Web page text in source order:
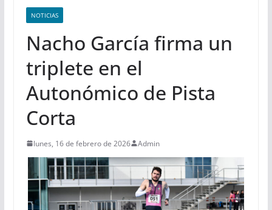
NOTICIAS
Nacho García firma un
triplete en el
Autonómico de Pista
Corta
lunes, 16 de febrero de 2026 Admin